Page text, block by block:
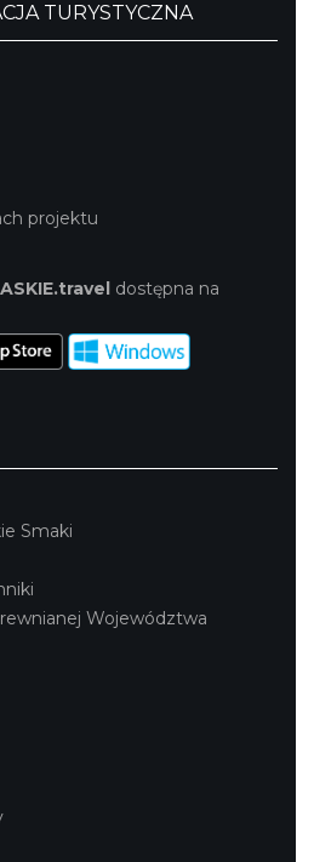
TURYSTYCZNA
projektu
dostępna na
Smaki
Województwa